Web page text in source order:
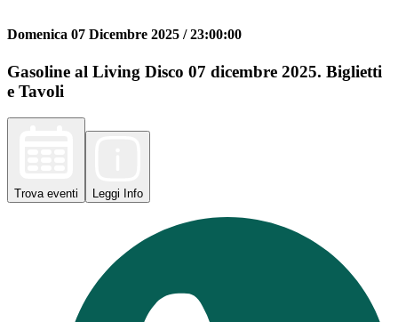
Domenica 07 Dicembre 2025 /23:00:00
Gasoline al Living Disco 07 dicembre 2025. Biglietti
e Tavoli
Trova eventi Leggi Info